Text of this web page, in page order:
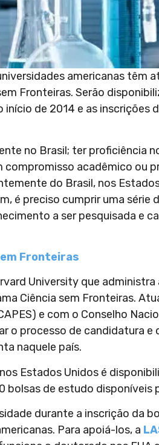
americanas têm
Fronteiras. Serão
de 2014 e as inscrições
no Brasil; ter proficiência
acadêmico ou
do Brasil, nos
é preciso cumprir uma série
a ser pesquisada e
Fronteiras
University que administra
Ciência sem Fronteiras.
e com o Conselho
o processo de candidatura e
naquele país.
Estados Unidos é
bolsas de estudo disponíveis
durante a inscrição da
Para apoiá-los, a